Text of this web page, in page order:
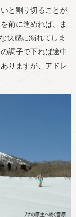
と割り切ることが
前に進めれば、ま
快感に溺れてしま
調子で下れば途中
りますが、アドレ